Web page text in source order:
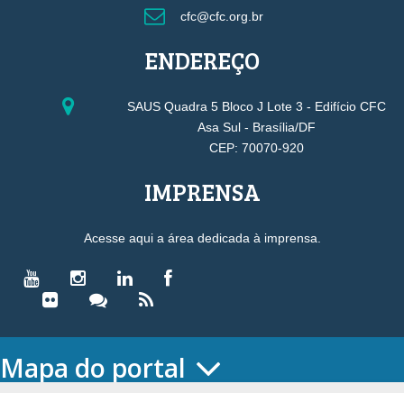
cfc@cfc.org.br
ENDEREÇO
SAUS Quadra 5 Bloco J Lote 3 - Edifício CFC
Asa Sul - Brasília/DF
CEP: 70070-920
IMPRENSA
Acesse aqui a área dedicada à imprensa.
Mapa do portal